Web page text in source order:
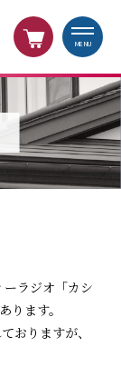
MENU
ラジオ「カシ
ります。
おりますが、